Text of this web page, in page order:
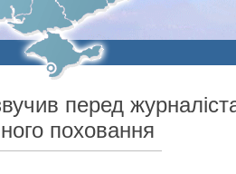
перед
поховання